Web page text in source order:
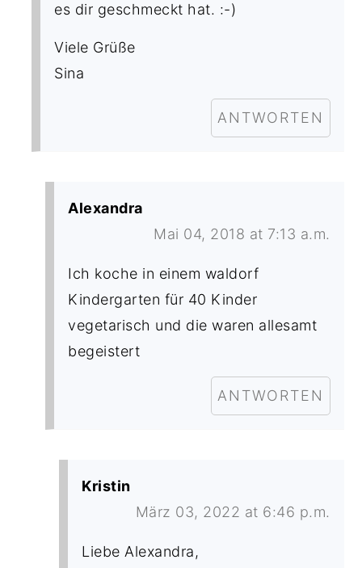
es dir geschmeckt hat. :-)
Viele Grüße
Sina
ANTWORTEN
Alexandra
Mai 04, 2018 at 7:13 a.m.
Ich koche in einem waldorf
Kindergarten für 40 Kinder
vegetarisch und die waren allesamt
begeistert
ANTWORTEN
Kristin
März 03, 2022 at 6:46 p.m.
Liebe Alexandra,